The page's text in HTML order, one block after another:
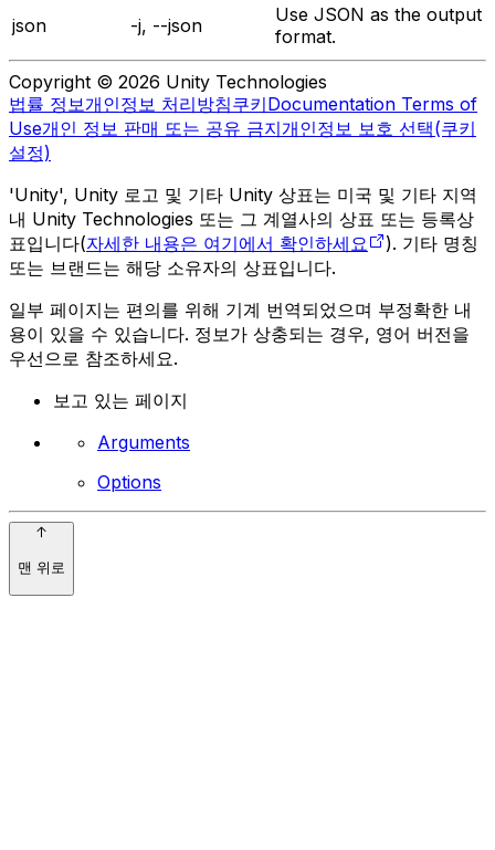
json
-j, --json
Use JSON as the output
format.
Copyright © 2026 Unity Technologies
법률 정보개인정보 처리방침쿠키Documentation Terms of
Use개인 정보 판매 또는 공유 금지개인정보 보호 선택(쿠키
설정)
'Unity', Unity 로고 및 기타 Unity 상표는 미국 및 기타 지역
내 Unity Technologies 또는 그 계열사의 상표 또는 등록상
표입니다(자세한 내용은 여기에서 확인하세요
). 기타 명칭
또는 브랜드는 해당 소유자의 상표입니다.
일부 페이지는 편의를 위해 기계 번역되었으며 부정확한 내
용이 있을 수 있습니다. 정보가 상충되는 경우, 영어 버전을
우선으로 참조하세요.
보고 있는 페이지
Arguments
Options
맨 위로